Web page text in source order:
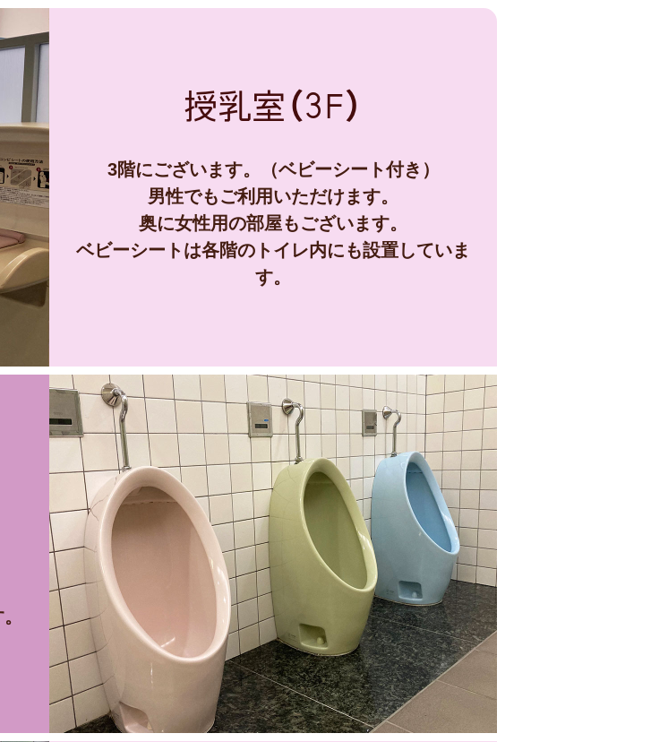
授乳室（3F）
3階にございます。（ベビーシート付き）
男性でもご利用いただけます。
奥に女性用の部屋もございます。
ベビーシートは各階のトイレ内にも設置していま
す。